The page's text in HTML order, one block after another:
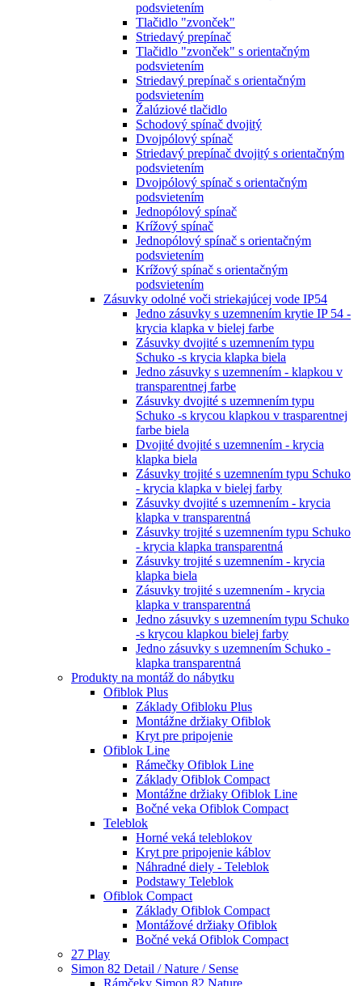
podsvietením
Tlačidlo "zvonček"
Striedavý prepínač
Tlačidlo "zvonček" s orientačným
podsvietením
Striedavý prepínač s orientačným
podsvietením
Žalúziové tlačidlo
Schodový spínač dvojitý
Dvojpólový spínač
Striedavý prepínač dvojitý s orientačným
podsvietením
Dvojpólový spínač s orientačným
podsvietením
Jednopólový spínač
Krížový spínač
Jednopólový spínač s orientačným
podsvietením
Krížový spínač s orientačným
podsvietením
Zásuvky odolné voči striekajúcej vode IP54
Jedno zásuvky s uzemnením krytie IP 54 -
krycia klapka v bielej farbe
Zásuvky dvojité s uzemnením typu
Schuko -s krycia klapka biela
Jedno zásuvky s uzemnením - klapkou v
transparentnej farbe
Zásuvky dvojité s uzemnením typu
Schuko -s krycou klapkou v trasparentnej
farbe biela
Dvojité dvojité s uzemnením - krycia
klapka biela
Zásuvky trojité s uzemnením typu Schuko
- krycia klapka v bielej farby
Zásuvky dvojité s uzemnením - krycia
klapka v transparentná
Zásuvky trojité s uzemnením typu Schuko
- krycia klapka transparentná
Zásuvky trojité s uzemnením - krycia
klapka biela
Zásuvky trojité s uzemnením - krycia
klapka v transparentná
Jedno zásuvky s uzemnením typu Schuko
-s krycou klapkou bielej farby
Jedno zásuvky s uzemnením Schuko -
klapka transparentná
Produkty na montáž do nábytku
Ofiblok Plus
Základy Ofibloku Plus
Montážne držiaky Ofiblok
Kryt pre pripojenie
Ofiblok Line
Rámečky Ofiblok Line
Základy Ofiblok Compact
Montážne držiaky Ofiblok Line
Bočné veka Ofiblok Compact
Teleblok
Horné veká teleblokov
Kryt pre pripojenie káblov
Náhradné diely - Teleblok
Podstawy Teleblok
Ofiblok Compact
Základy Ofiblok Compact
Montážové držiaky Ofiblok
Bočné veká Ofiblok Compact
27 Play
Simon 82 Detail / Nature / Sense
Rámčeky Simon 82 Nature